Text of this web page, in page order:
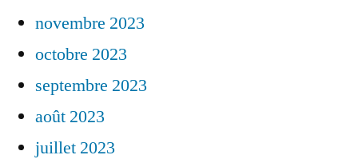
novembre 2023
octobre 2023
septembre 2023
août 2023
juillet 2023